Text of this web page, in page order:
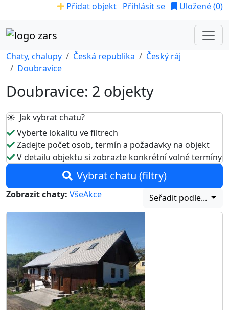
Přidat objekt Přihlásit se Uložené (0)
Chaty, chalupy Česká republika
Český ráj
Doubravice
Doubravice: 2 objekty
☀️ Jak vybrat chatu?
Vyberte lokalitu ve filtrech
Zadejte počet osob, termín a požadavky na objekt
V detailu objektu si zobrazte konkrétní volné termíny
Vybrat chatu (filtry)
Zobrazit chaty: VšeAkce Seřadit podle...